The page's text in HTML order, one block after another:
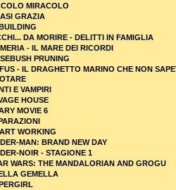
MIRACOLO
GRAZIA
DA MORIRE - DELITTI IN FAMIGLIA
- IL MARE DEI RICORDI
PRUNING
- IL DRAGHETTO MARINO CHE NON
E VAMPIRI
HOUSE
MOVIE 6
WORKING
MAN: BRAND NEW DAY
NOIR - STAGIONE 1
WARS: THE MANDALORIAN AND GROGU
GEMELLA